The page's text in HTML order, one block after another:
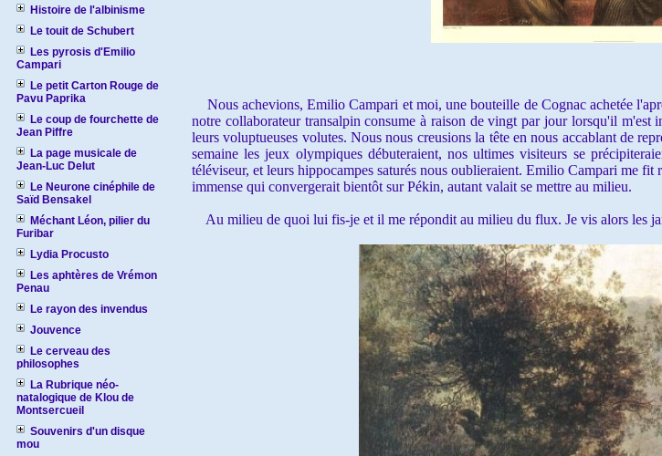
Histoire de l'albinisme
Le touit de Schubert
Les pyrosis d'Emilio
Campari
Le petit Carton Rouge de
Pavu Paprika
Le coup de fourchette de
Jean Piffre
La page musicale de
Jean-Luc Delut
Le Neurone cinéphile de
Saïd Bensakel
Méchant Léon, pilier du
Furibar
Lydia Procusto
Les aphtères de Vrémon
Penau
Le rayon des invendus
Jouvence
Le cerveau des
philosophes
La Rubrique néo-
natalogique de Klou de
Montsercueil
Souvenirs d'un disque
mou
Nous achevions, Emilio Campari et moi, une bouteille de Cognac achetée
notre collaborateur transalpin consume à raison de vingt par jour lorsqu'il m'est
leurs voluptueuses volutes. Nous nous creusions la tête en nous accablant de
semaine les jeux olympiques débuteraient, nos ultimes visiteurs se
téléviseur, et leurs hippocampes saturés nous oublieraient. Emilio Campari me
immense qui convergerait bientôt sur Pékin, autant valait se mettre au milieu.
Au milieu de quoi lui fis-je et il me répondit au milieu du flux. Je vis alors les